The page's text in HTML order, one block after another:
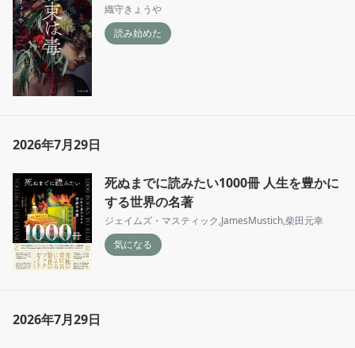
織守きょうや
読み始めた
2026年7月29日
死ぬまでに読みたい1000冊 人生を豊かに
する世界の名著
ジェイムズ・マスティック,JamesMustich,柴田元幸
気になる
2026年7月29日